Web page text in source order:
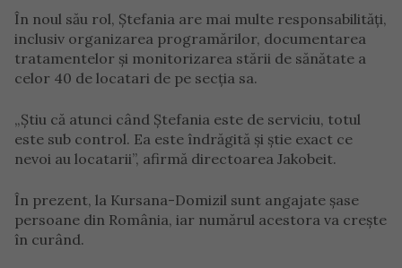
În noul său rol, Ștefania are mai multe responsabilități,
inclusiv organizarea programărilor, documentarea
tratamentelor și monitorizarea stării de sănătate a
celor 40 de locatari de pe secția sa.
„Știu că atunci când Ștefania este de serviciu, totul
este sub control. Ea este îndrăgită și știe exact ce
nevoi au locatarii”, afirmă directoarea Jakobeit.
În prezent, la Kursana-Domizil sunt angajate șase
persoane din România, iar numărul acestora va crește
în curând.